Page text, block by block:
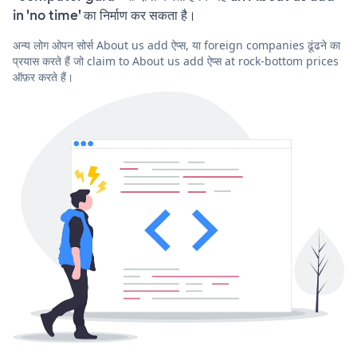
in 'no time' का निर्माण कर सकता है।
अन्य लोग ओपन सोर्स About us add ऐप्स, या foreign companies ढूंढने का
प्रयास करते हैं जो claim to About us add ऐप्स at rock-bottom prices
ऑफ़र करते हैं।